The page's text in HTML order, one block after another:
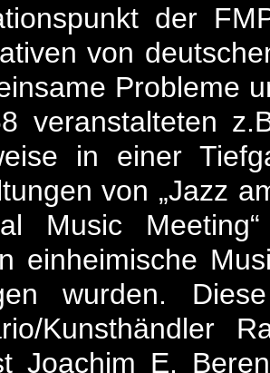
der
von
Probleme
veranstalteten
in einer
von „Jazz
Music
einheimische
wurden.
Kunsthändler
Joachim E.